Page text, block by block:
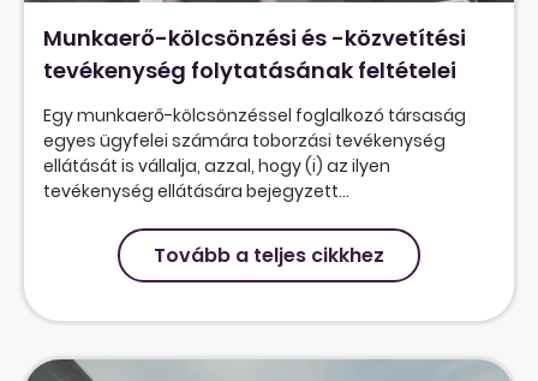
Munkaerő-kölcsönzési és -közvetítési
tevékenység folytatásának feltételei
Egy munkaerő-kölcsönzéssel foglalkozó társaság
egyes ügyfelei számára toborzási tevékenység
ellátását is vállalja, azzal, hogy (i) az ilyen
tevékenység ellátására bejegyzett...
Tovább a teljes cikkhez